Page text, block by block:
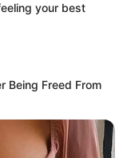
your best
Being Freed From